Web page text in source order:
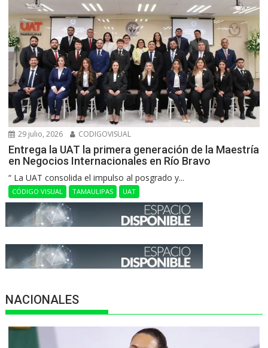
29 julio, 2026 CODIGOVISUAL
Entrega la UAT la primera generación de la Maestría
en Negocios Internacionales en Río Bravo
“ La UAT consolida el impulso al posgrado y...
CÓDIGO VISUAL TAMAULIPAS UAT
NACIONALES